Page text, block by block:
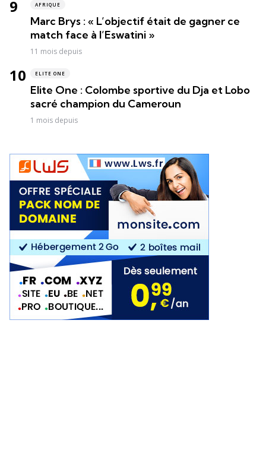
AFRIQUE
Marc Brys : « L’objectif était de gagner ce
match face à l’Eswatini »
11 mois depuis
ELITE ONE
Elite One : Colombe sportive du Dja et Lobo
sacré champion du Cameroun
1 mois depuis